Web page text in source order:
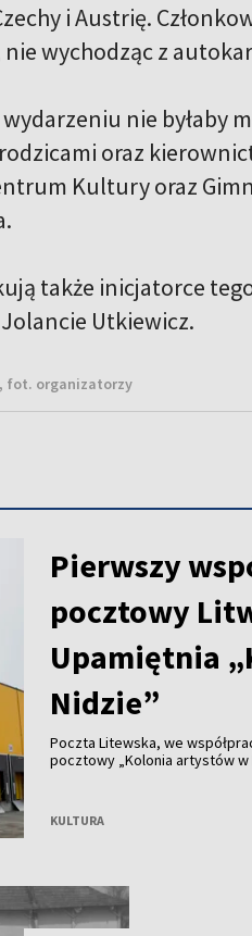
i Austrię.
wychodząc z
nie byłaby
oraz
Kultury oraz
także inicjatorce
Utkiewicz.
fot. organizatorzy
Pierwszy
pocztowy
Upamiętnia
Nidzie”
Poczta Litewska, we
pocztowy „Kolonia artystów w
KULTURA